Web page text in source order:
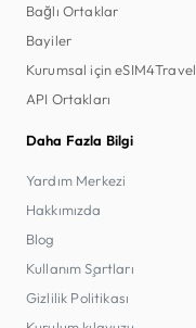
Bağlı Ortaklar
Bayiler
Kurumsal için eSIM4Travel
API Ortakları
Daha Fazla Bilgi
Yardım Merkezi
Hakkımızda
Blog
Kullanım Şartları
Gizlilik Politikası